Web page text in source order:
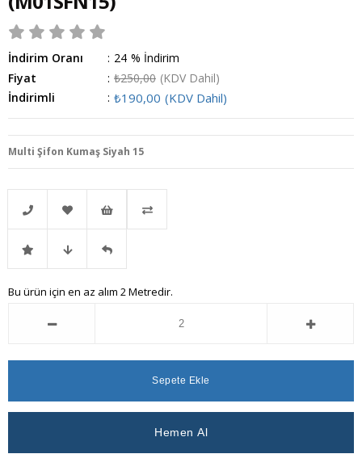
İndirim Oranı : %
24
İndirim
Fiyat
: ₺250,00 (KDV Dahil)
İndirimli
: ₺190,00 (KDV Dahil)
Multi Şifon Kumaş Siyah 15
Telefonla
Sipariş
Favorilere
Ekle
İstek
Listeme
İndirimli Fiyat
Ver
Gelince
Bu ürün için en az alım 2 Metredir.